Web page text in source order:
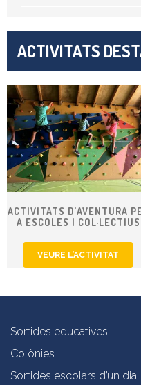
ACTIVITATS
ACTIVITATS D’AVENTURA
A ESCOLES I COL·LECTIUS
VEURE L’ACTIVITAT
Sortides educatives
Colònies
Sortides escolars d’un dia